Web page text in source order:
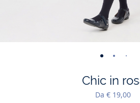
-
01 02
03
Chic in
Da € 19,00